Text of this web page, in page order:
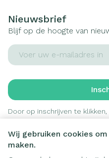
Wij gebruiken cookies
maken.
Nieuwsbrief
Blijf op de hoogte van
E-mail adres
Door op inschrijven te
nieuwsbrief en gaat u